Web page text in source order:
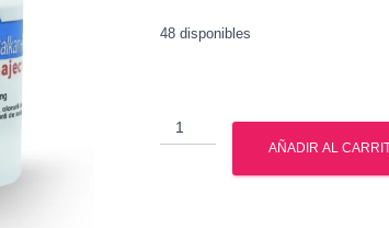
48 disponibles
Venta
Estanozolol
AÑADIR AL